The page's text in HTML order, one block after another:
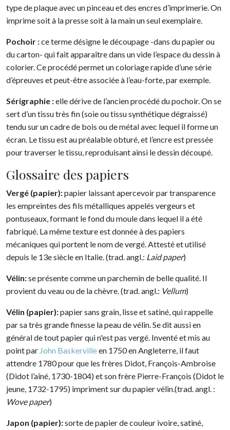
type de plaque avec un pinceau et des encres d’imprimerie. On
imprime soit à la presse soit à la main un seul exemplaire.
Pochoir :ce terme désigne le découpage -dans du papier ou
du carton- qui fait apparaître dans un vide l’espace du dessin à
colorier. Ce procédé permet un coloriage rapide d’une série
d’épreuves et peut-être associée à l’eau-forte, par exemple.
Sérigraphie :elle dérive de l’ancien procédé du pochoir. On se
sert d’un tissu très fin (soie ou tissu synthétique dégraissé)
tendu sur un cadre de bois ou de métal avec lequel il forme un
écran. Le tissu est au préalable obturé, et l’encre est pressée
pour traverser le tissu, reproduisant ainsi le dessin découpé.
Glossaire des papiers
Vergé (papier):papier laissant apercevoir par transparence
les empreintes des fils métalliques appelés vergeurs et
pontuseaux, formant le fond du moule dans lequel il a été
fabriqué. La même texture est donnée à des papiers
mécaniques qui portent le nom de vergé. Attesté et utilisé
depuis le 13e siècle en Italie. (trad. angl.: Laid paper)
Vélin:se présente comme un parchemin de belle qualité. Il
provient du veau ou de la chèvre. (trad. angl.: Vellum)
Vélin (papier):papier sans grain, lisse et satiné, qui rappelle
par sa très grande finesse la peau de vélin. Se dit aussi en
général de tout papier qui n'est pas vergé. Inventé et mis au
point par John Baskervilleen 1750 en Angleterre, il faut
attendre 1780 pour que les frères Didot, François-Ambroise
(Didot l’aîné, 1730-1804) et son frère Pierre-François (Didot le
jeune, 1732-1795) impriment sur du papier vélin.(trad. angl. :
Wove paper)
Japon (papier):sorte de papier de couleur ivoire, satiné,